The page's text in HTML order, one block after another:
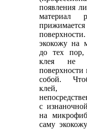
появления
материал
экокожу на
до тех пор,
клея не
собой.
клей,
с
на
саму